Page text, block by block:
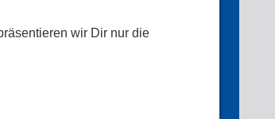
wir Dir nur die